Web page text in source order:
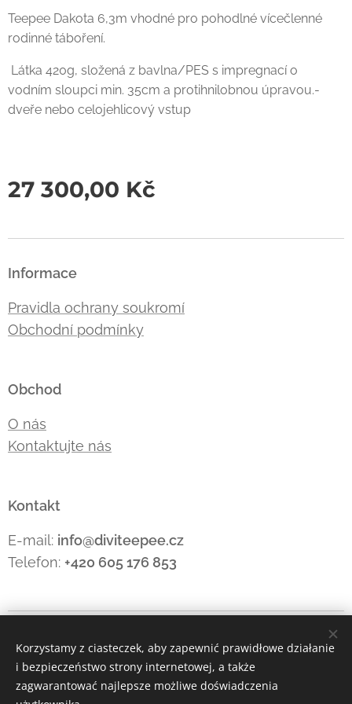
Teepee Dakota 6,3m vhodné pro pohodlné vícečlenné
rodinné táboření.
Látka 420g, složená z bavlna/PES s impregnací o
vodním sloupci min. 35cm a protihnilobnou úpravou.-
dveře nebo celojehlicový vstup
27 300,00 Kč
Informace
Pravidla ochrany soukromí
Obchodní podmínky
Obchod
O nás
Kontaktujte nás
Kontakt
E-mail: info@diviteepee.cz
Telefon: +420 605 176 853
Języki
Čeština
Polski Deutsch English
Korzystamy z ciasteczek, aby zapewnić prawidłowe działanie
i bezpieczeństwo strony internetowej, a także
zagwarantować najlepsze możliwe doświadczenia